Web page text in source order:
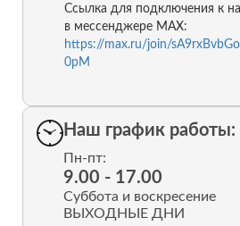
Ссылка для подключения к
в мессенджере MAX:
https://max.ru/join/
0pM
Наш график работы:
Пн-пт:
9.00 - 17.00
Суббота и воскресение
ВЫХОДНЫЕ ДНИ